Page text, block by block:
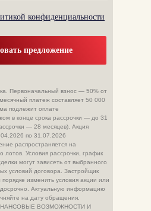
конфиденциальности
предложение
Первоначальный взнос — 50% от
платеж составляет 50 000
подлежит оплате
в конце срока рассрочки — до 31
— 28 месяцев). Акция
по 31.07.2026
распространяется на
лотов. Условия рассрочки, график
могут зависеть от выбранного
условий договора. Застройщик
изменить условия акции или
досрочно. Актуальную информацию
на дату обращения.
ВОЗМОЖНОСТИ И